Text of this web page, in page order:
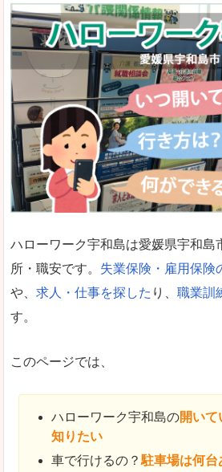
ハローワーク宇和島は愛媛県宇和島
所・職安です。 失業保険・雇用保険
や、 求人・仕事を探した り、 職業訓
す。
このページでは、
ハローワーク宇和島の開い
知りたい
車で行けるの？駐車場は何台